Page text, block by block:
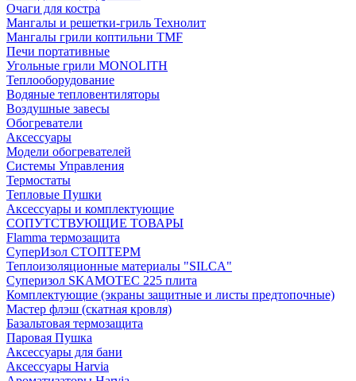
Очаги для костра
Мангалы и решетки-гриль Технолит
Мангалы грили коптильни TMF
Печи портативные
Угольные грили MONOLITH
Теплооборудование
Водяные тепловентиляторы
Воздушные завесы
Обогреватели
Аксессуары
Модели обогревателей
Системы Управления
Термостаты
Тепловые Пушки
Аксессуары и комплектующие
СОПУТСТВУЮЩИЕ ТОВАРЫ
Flamma термозащита
СуперИзол СТОПТЕРМ
Теплоизоляционные материалы "SILCA"
Суперизол SKAMOTEC 225 плита
Комплектующие (экраны защитные и листы предтопочные)
Мастер флэш (скатная кровля)
Базальтовая термозащита
Паровая Пушка
Аксессуары для бани
Аксессуары Harvia